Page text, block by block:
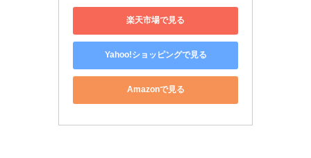
楽天市場で見る
Yahoo!ショッピングで見る
Amazonで見る